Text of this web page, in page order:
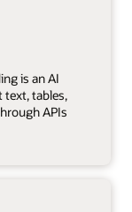
is an AI
text, tables,
APIs